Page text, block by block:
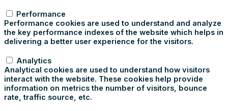
Performance
Performance cookies are used to understand and analyze
the key performance indexes of the website which helps in
delivering a better user experience for the visitors.
Analytics
Analytical cookies are used to understand how visitors
interact with the website. These cookies help provide
information on metrics the number of visitors, bounce
rate, traffic source, etc.